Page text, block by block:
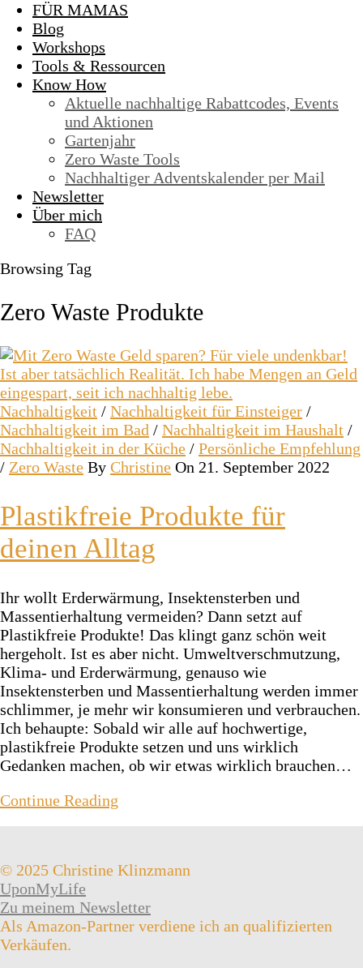
FÜR MAMAS
Blog
Workshops
Tools & Ressourcen
Know How
Aktuelle nachhaltige Rabattcodes, Events
und Aktionen
Gartenjahr
Zero Waste Tools
Nachhaltiger Adventskalender per Mail
Newsletter
Über mich
FAQ
Browsing Tag
Zero Waste Produkte
Nachhaltigkeit / Nachhaltigkeit für Einsteiger /
Nachhaltigkeit im Bad / Nachhaltigkeit im Haushalt /
Nachhaltigkeit in der Küche / Persönliche Empfehlung
/ Zero Waste By Christine On 21. September 2022
Plastikfreie Produkte für
deinen Alltag
Ihr wollt Erderwärmung, Insektensterben und
Massentierhaltung vermeiden? Dann setzt auf
Plastikfreie Produkte! Das klingt ganz schön weit
hergeholt. Ist es aber nicht. Umweltverschmutzung,
Klima- und Erderwärmung, genauso wie
Insektensterben und Massentierhaltung werden immer
schlimmer, je mehr wir konsumieren und verbrauchen.
Ich behaupte: Sobald wir alle auf hochwertige,
plastikfreie Produkte setzen und uns wirklich
Gedanken machen, ob wir etwas wirklich brauchen…
Continue Reading
© 2025 Christine Klinzmann
UponMyLife
Zu meinem Newsletter
Als Amazon-Partner verdiene ich an qualifizierten
Verkäufen.